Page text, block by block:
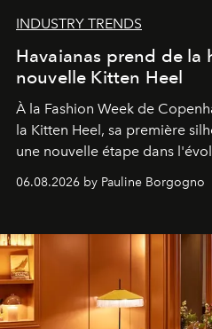
INDUSTRY TRENDS
Havaianas prend de la
nouvelle Kitten Heel
À la Fashion Week de
la Kitten Heel, sa première
une nouvelle étape dans
06.08.2026 by Pauline Borgogno